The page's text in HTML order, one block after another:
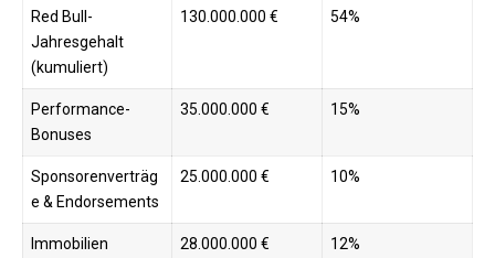
Red Bull-
Jahresgehalt
(kumuliert)
130.000.000 € 54%
Performance-
Bonuses
35.000.000 € 15%
Sponsorenverträg
e & Endorsements
25.000.000 € 10%
Immobilien
28.000.000 € 12%